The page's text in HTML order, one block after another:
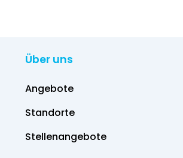
Über uns
Angebote
Standorte
Stellenangebote